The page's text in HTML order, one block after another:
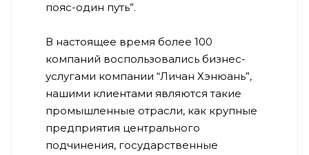
пояс-один путь”.
В настоящее время более 100
компаний воспользовались бизнес-
услугами компании “Личан Хэнюань”,
нашими клиентами являются такие
промышленные отрасли, как крупные
предприятия центрального
подчинения, государственные